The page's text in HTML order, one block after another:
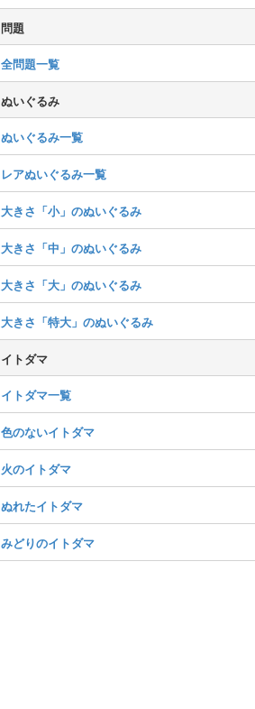
問題
全問題一覧
ぬいぐるみ
ぬいぐるみ一覧
レアぬいぐるみ一覧
大きさ「小」のぬいぐるみ
大きさ「中」のぬいぐるみ
大きさ「大」のぬいぐるみ
大きさ「特大」のぬいぐるみ
イトダマ
イトダマ一覧
色のないイトダマ
火のイトダマ
ぬれたイトダマ
みどりのイトダマ